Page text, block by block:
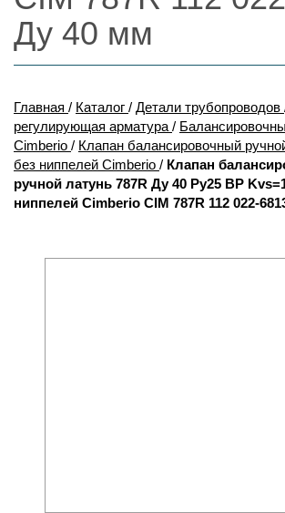
Ду 40 мм
Главная / Каталог / Детали трубопроводов
регулирующая арматура /
Cimberio / Клапан балансировочный
без ниппелей Cimberio / Клапан
ручной латунь 787R Ду 40 Ру25 ВР
ниппелей Cimberio CIM 787R 112 022-